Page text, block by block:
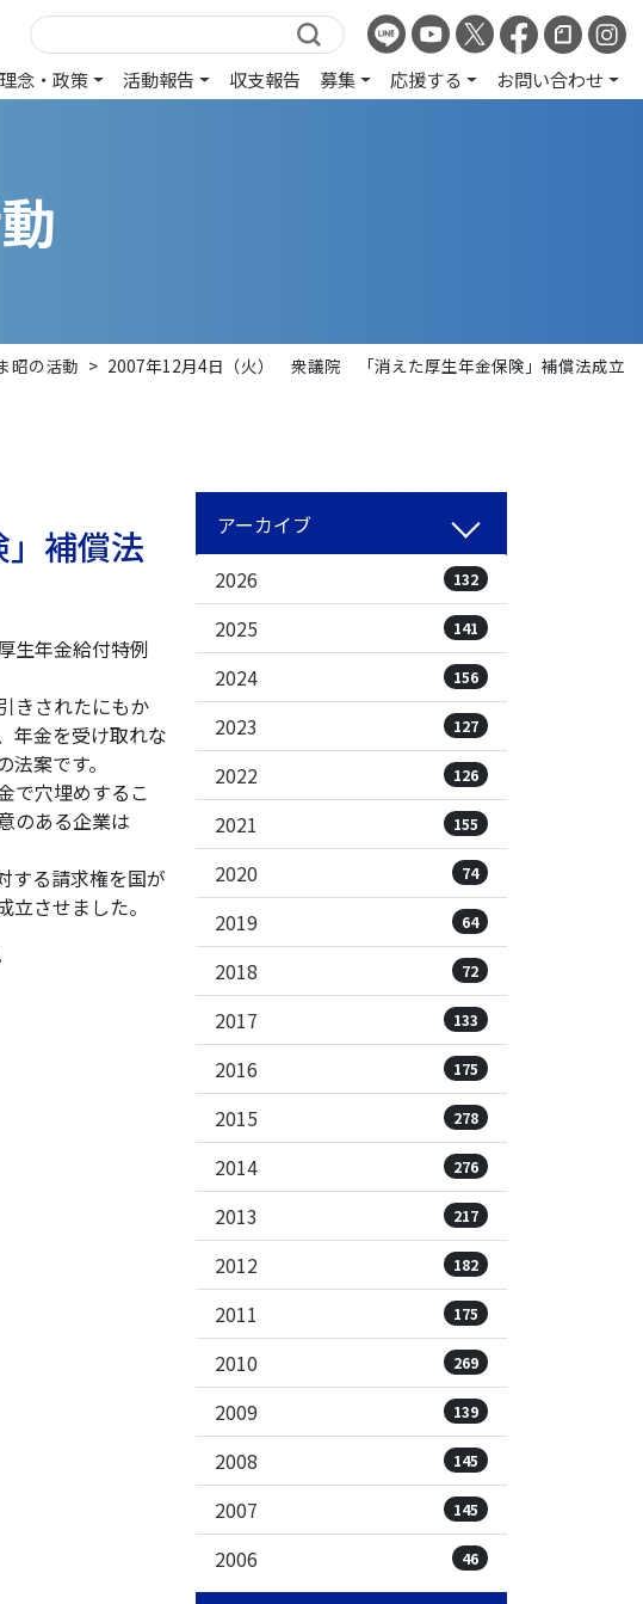
理念・政策 活動報告 収支報告 募集 応援する お問い合わせ
動
昭の活動 > 2007年12月4日（火） 衆議院 「消えた厚生年金保険」補償法成立
補償法
生年金給付特例
きされたにもか
年金を受け取れな
案です。
で穴埋めするこ
のある企業は
する請求権を国が
させました。
アーカイブ
2026
132
2025 141
2024 156
2023 127
2022 126
2021 155
2020 74
2019 64
2018 72
2017 133
2016 175
2015 278
2014 276
2013 217
2012 182
2011 175
2010 269
2009 139
2008 145
2007 145
2006 46